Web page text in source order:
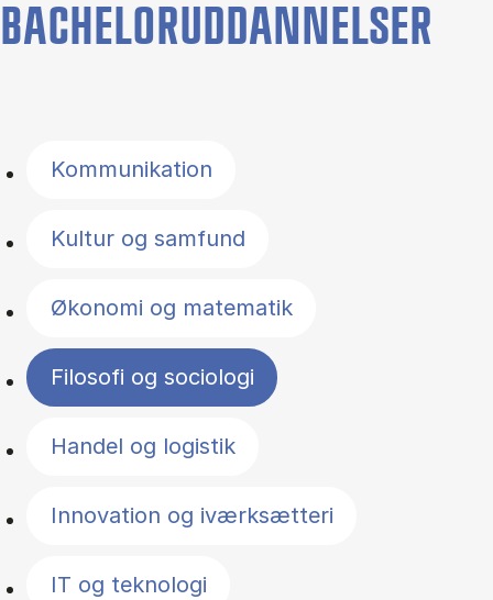
BACHELORUDDANNELSER
Kommunikation
Kultur og samfund
Økonomi og matematik
Filosofi og sociologi
Handel og logistik
Innovation og iværksætteri
IT og teknologi